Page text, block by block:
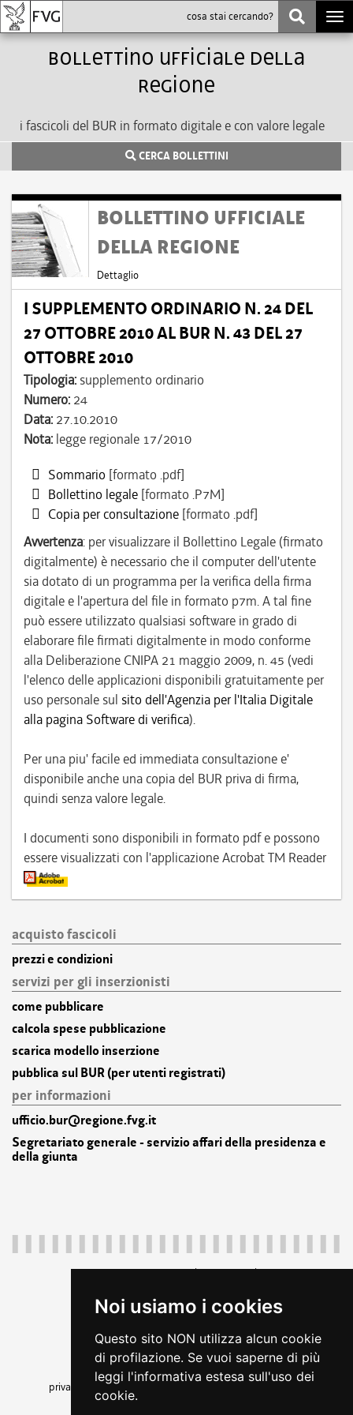
Noi usiamo i cookies
Questo sito NON utilizza alcun cookie
di profilazione. Se vuoi saperne di più
leggi l'informativa estesa sull'uso dei
cookie.
bollettino ufficiale della
Regione
i fascicoli del BUR in formato digitale e con valore legale
CERCA BOLLETTINI
BOLLETTINO UFFICIALE
DELLA REGIONE
Dettaglio
I SUPPLEMENTO ORDINARIO N. 24 DEL
27 OTTOBRE 2010 AL BUR N. 43 DEL 27
OTTOBRE 2010
Tipologia: supplemento ordinario
Numero: 24
Data: 27.10.2010
Nota: legge regionale 17/2010
Sommario [formato .pdf]
Bollettino legale [formato .P7M]
Copia per consultazione [formato .pdf]
Avvertenza: per visualizzare il Bollettino Legale (firmato
digitalmente) è necessario che il computer dell'utente
sia dotato di un programma per la verifica della firma
digitale e l'apertura del file in formato p7m. A tal fine
può essere utilizzato qualsiasi software in grado di
elaborare file firmati digitalmente in modo conforme
alla Deliberazione CNIPA 21 maggio 2009, n. 45 (vedi
l'elenco delle applicazioni disponibili gratuitamente per
uso personale sul sito dell'Agenzia per l'Italia Digitale
alla pagina Software di verifica).
Per una piu' facile ed immediata consultazione e'
disponibile anche una copia del BUR priva di firma,
quindi senza valore legale.
I documenti sono disponibili in formato pdf e possono
essere visualizzati con l'applicazione Acrobat TM Reader
acquisto fascicoli
prezzi e condizioni
servizi per gli inserzionisti
come pubblicare
calcola spese pubblicazione
scarica modello inserzione
pubblica sul BUR (per utenti registrati)
per informazioni
ufficio.bur@regione.fvg.it
Segretariato generale - servizio affari della presidenza e
della giunta
Regione Autonoma Friuli Venezia Giulia
piazza Unità d'Italia 1 Trieste
regione.friuliveneziagiulia@certregione.fvg.it
amministrazione trasparente
privacy
cookie note legali | accessibilità | rss
feedback